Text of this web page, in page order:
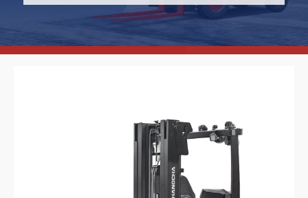
ELEKTROMOS RAKLAPSZÁLLÍTÓ
TARGONCA
ELEKTROMOS RAKLAPEMELŐ
TARGONCA